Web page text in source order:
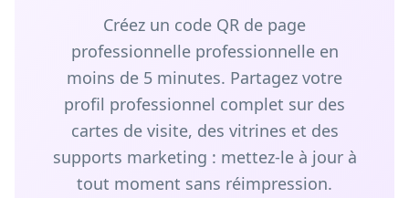
Créez un code QR de page
professionnelle professionnelle en
moins de 5 minutes. Partagez votre
profil professionnel complet sur des
cartes de visite, des vitrines et des
supports marketing : mettez-le à jour à
tout moment sans réimpression.